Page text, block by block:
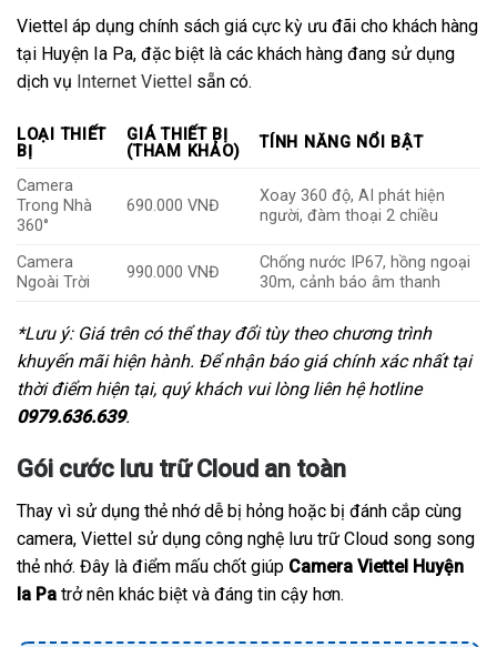
Viettel áp dụng chính sách giá cực kỳ ưu đãi cho khách hàng
tại Huyện Ia Pa, đặc biệt là các khách hàng đang sử dụng
dịch vụ Internet Viettel sẵn có.
LOẠI THIẾT
BỊ
GIÁ THIẾT BỊ
(THAM KHẢO)
TÍNH NĂNG NỔI BẬT
Camera
Trong Nhà
360°
690.000 VNĐ
Xoay 360 độ, AI phát hiện
người, đàm thoại 2 chiều
Camera
Ngoài Trời
990.000 VNĐ
Chống nước IP67, hồng ngoại
30m, cảnh báo âm thanh
*Lưu ý: Giá trên có thể thay đổi tùy theo chương trình
khuyến mãi hiện hành. Để nhận báo giá chính xác nhất tại
thời điểm hiện tại, quý khách vui lòng liên hệ hotline
0979.636.639.
Gói cước lưu trữ Cloud an toàn
Thay vì sử dụng thẻ nhớ dễ bị hỏng hoặc bị đánh cắp cùng
camera, Viettel sử dụng công nghệ lưu trữ Cloud song song
thẻ nhớ. Đây là điểm mấu chốt giúp Camera Viettel Huyện
Ia Pa trở nên khác biệt và đáng tin cậy hơn.